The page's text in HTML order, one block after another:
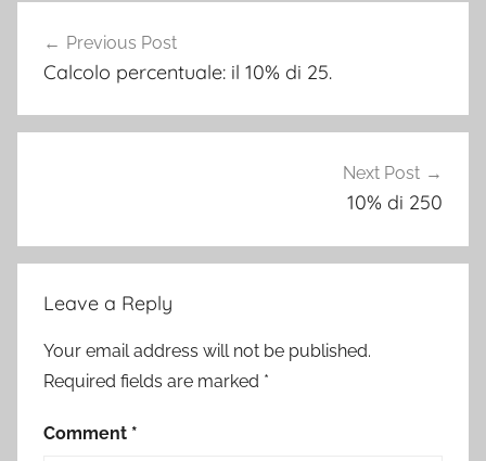
navigation
Previous Post
Calcolo percentuale: il 10% di 25.
Next Post
10% di 250
Leave a Reply
Your email address will not be published.
Required fields are marked *
Comment *